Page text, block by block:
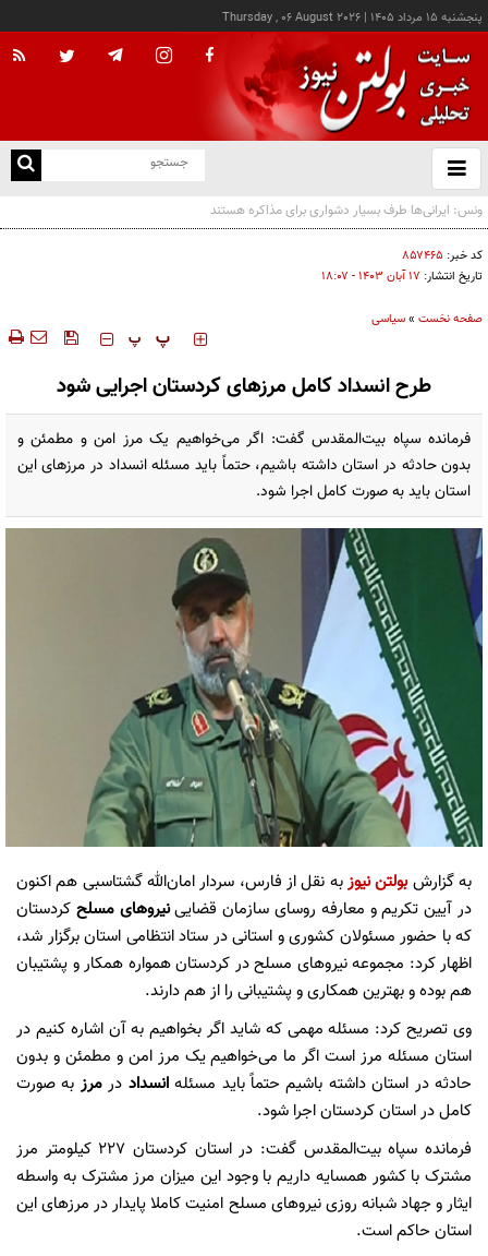
پنجشنبه ۱۵ مرداد ۱۴۰۵ |
Thursday , 06 August 2026
باز
و
رویترز: هشدار صریح ایران خطر شروع جنگ را متوقف کرد
کد خبر: ۸۵۷۴۶۵
تاریخ انتشار: ۱۷ آبان ۱۴۰۳ - ۱۸:۰۷
صفحه نخست »سیاسی
‍‍‍ پ پ
طرح انسداد کامل مرزهای کردستان اجرایی شود
فرمانده سپاه بیت‌المقدس گفت: اگر می‌خواهیم یک مرز امن و مطمئن و
بدون حادثه در استان داشته باشیم، حتماً باید مسئله انسداد در مرزهای این
استان باید به صورت کامل اجرا شود.
به گزارش بولتن نیوزبه نقل از فارس، سردار امان‌الله گشتاسبی هم اکنون
در آیین تکریم و معارفه روسای سازمان قضایینیروهای مسلح کردستان
که با حضور مسئولان کشوری و استانی در ستاد انتظامی استان برگزار شد،
اظهار کرد: مجموعه نیروهای مسلح در کردستان همواره همکار و پشتیبان
هم بوده و بهترین همکاری و پشتیبانی را از هم دارند.
وی تصریح کرد: مسئله مهمی که شاید اگر بخواهیم به آن اشاره کنیم در
استان مسئله مرز است اگر ما می‌خواهیم یک مرز امن و مطمئن و بدون
حادثه در استان داشته باشیم حتماً باید مسئلهانسداد درمرز به صورت
کامل در استان کردستان اجرا شود.
فرمانده سپاه بیت‌المقدس گفت: در استان کردستان ۲۲۷ کیلومتر مرز
مشترک با کشور همسایه داریم با وجود این میزان مرز مشترک به واسطه
ایثار و جهاد شبانه روزی نیروهای مسلح امنیت کاملا پایدار در مرزهای این
استان حاکم است.